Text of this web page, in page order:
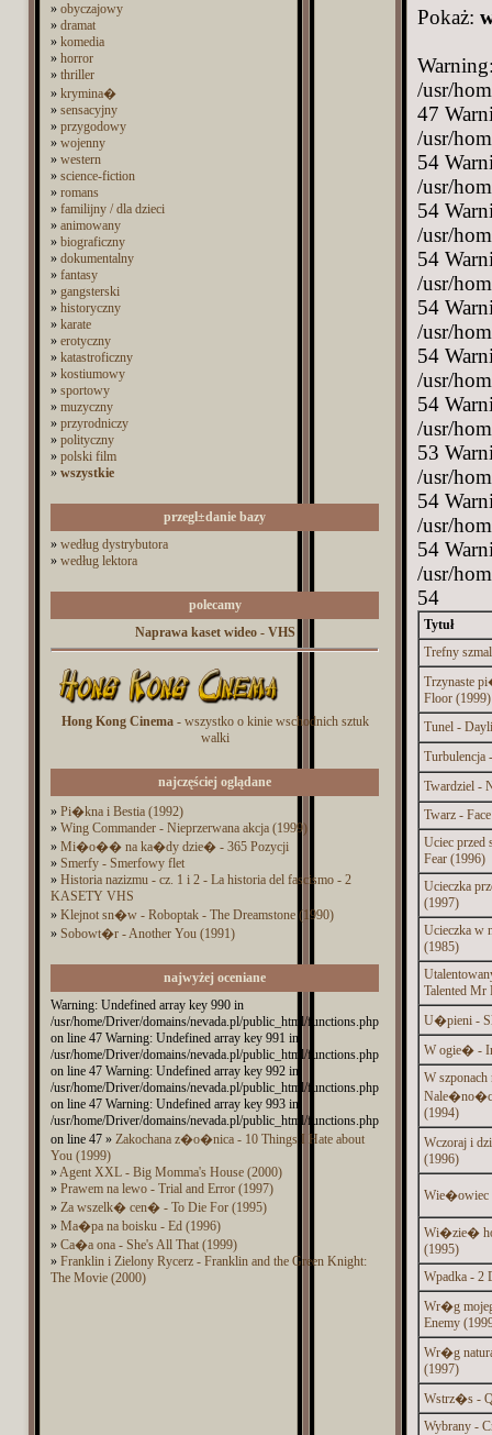
» obyczajowy
» dramat
» komedia
» horror
» thriller
» krymina�
» sensacyjny
» przygodowy
» wojenny
» western
» science-fiction
» romans
» familijny / dla dzieci
» animowany
» biograficzny
» dokumentalny
» fantasy
» gangsterski
» historyczny
» karate
» erotyczny
» katastroficzny
» kostiumowy
» sportowy
» muzyczny
» przyrodniczy
» polityczny
» polski film
» wszystkie
przegl±danie bazy
» według dystrybutora
» według lektora
polecamy
Naprawa kaset wideo - VHS
Hong Kong Cinema- wszystko o kinie wschodnich sztuk
walki
najczęściej oglądane
» Pi�kna i Bestia (1992)
» Wing Commander - Nieprzerwana akcja (1999)
» Mi�o�� na ka�dy dzie� - 365 Pozycji
» Smerfy - Smerfowy flet
» Historia nazizmu - cz. 1 i 2 - La historia del fascismo - 2
KASETY VHS
» Klejnot sn�w - Roboptak - The Dreamstone (1990)
» Sobowt�r - Another You (1991)
najwyżej oceniane
Warning: Undefined array key 990 in
/usr/home/Driver/domains/nevada.pl/public_html/functions.php
on line 47 Warning: Undefined array key 991 in
/usr/home/Driver/domains/nevada.pl/public_html/functions.php
on line 47 Warning: Undefined array key 992 in
/usr/home/Driver/domains/nevada.pl/public_html/functions.php
on line 47 Warning: Undefined array key 993 in
/usr/home/Driver/domains/nevada.pl/public_html/functions.php
on line 47 » Zakochana z�o�nica - 10 Things I Hate about
You (1999)
»Agent XXL - Big Momma's House (2000)
» Prawem na lewo - Trial and Error (1997)
» Za wszelk� cen� - To Die For (1995)
» Ma�pa na boisku - Ed (1996)
» Ca�a ona - She's All That (1999)
» Franklin i Zielony Rycerz - Franklin and the Green Knight:
The Movie (2000)
Pokaż:
/usr/
47
/usr/
54
/usr/
54
/usr/
54
/usr/
54
/usr/
54
/usr/
54
/usr/
53
/usr/
54
/usr/
54
/usr/
54
Tytuł
Trefny
Trzynaste
Floor (1999)
Tunel -
Turbulencja
Twardziel -
Twarz -
Uciec przed
Fear (1996)
Ucieczka
(1997)
Ucieczka w
(1985)
Talented Mr
U�pieni -
W ogie� -
W
Nale�no�ci
(1994)
Wczoraj i
(1996)
Wie�owiec
Wi�zie�
(1995)
Wpadka - 2
Wr�g
Enemy
Wr�g
(1997)
Wstrz�s -
Wybrany -